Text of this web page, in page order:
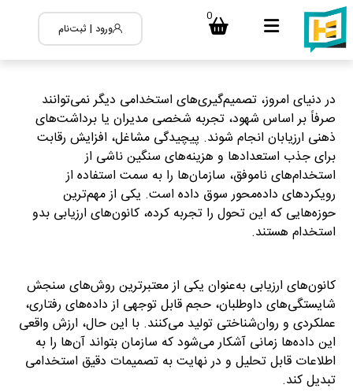
0
ورود | ثبت‌نام
در دنیای امروز، تصمیم‌گیری‌های استخدامی دیگر نمی‌توانند
صرفاً بر اساس شهود، تجربه شخصی مدیران یا برداشت‌های
ذهنی ارزیابان انجام شوند. پیچیدگی مشاغل، افزایش رقابت
برای جذب استعدادها و هزینه‌های سنگین ناشی از
استخدام‌های ناموفق، سازمان‌ها را به سمت استفاده از
رویکردهای داده‌محور سوق داده است. یکی از مهم‌ترین
حوزه‌هایی که این تحول را تجربه کرده، کانون‌های ارزیابی بدو
استخدام هستند.
کانون‌های ارزیابی به‌عنوان یکی از معتبرترین روش‌های سنجش
شایستگی‌های داوطلبان، حجم قابل توجهی از داده‌های رفتاری،
عملکردی و روان‌شناختی تولید می‌کنند. با این حال، ارزش واقعی
این داده‌ها زمانی آشکار می‌شود که سازمان بتواند آن‌ها را به
اطلاعات قابل تحلیل و در نهایت به تصمیمات دقیق استخدامی
تبدیل کند.